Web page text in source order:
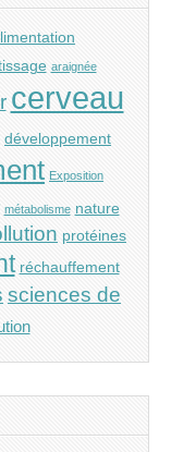
araignée
cerveau
développement
Exposition
métabolisme nature
protéines
réchauffement
sciences de